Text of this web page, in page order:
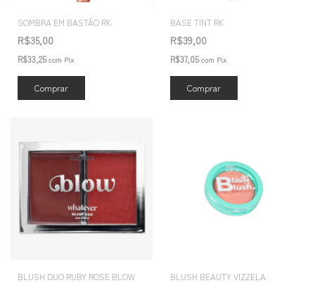
SOMBRA EM BASTÃO RK
R$35,00
R$33,25com Pix
Comprar
BASE TINT RK
R$39,00
R$37,05com Pix
Comprar
BLUSH DUO RUBY ROSE BLOW BLUSH BEAUTY VIZZELA